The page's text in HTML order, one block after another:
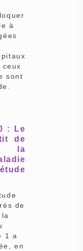
à
sont
: Le
de
la
de
1 a
en